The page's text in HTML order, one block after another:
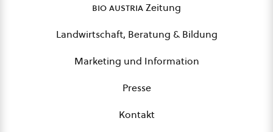
bio austriaZeitung
Landwirtschaft, Beratung & Bildung
Marketing und Information
Presse
Kontakt